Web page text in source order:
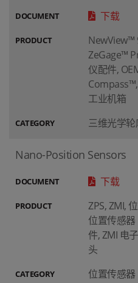
DOCUMENT 下载
PRODUCT
NewView™
ZeGage™
仪配件,
工业机箱
CATEGORY 三维光学
Nano-Position Sensors
DOCUMENT 下载
PRODUCT
ZPS, ZMI,
位置传感器
件, ZMI 电
头
CATEGORY 位置传感器